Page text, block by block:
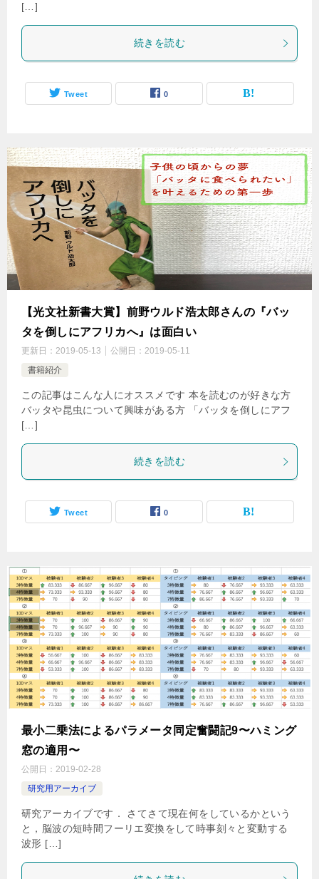
[…]
続きを読む
Tweet 0
【光文社新書大賞】前野ウルド浩太郎さんの『バッ
タを倒しにアフリカへ』は面白い
更新日： 2019-05-13 公開日： 2019-05-11
書籍紹介
この記事はこんな人にオススメです 本を読むのが好きな方
バッタや昆虫について興味がある方 「バッタを倒しにアフ
[…]
続きを読む
Tweet 0
最小二乗法によるパラメータ同定奮闘記9〜ハミング
窓の適用〜
公開日： 2019-02-28
研究用アーカイブ
研究アーカイブです． さてさて現在何をしているかという
と，脳波の短時間フーリエ変換をして時事刻々と変動する
波形 […]